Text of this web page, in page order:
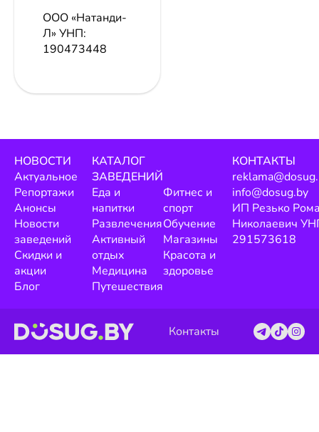
ООО «Натанди-
Л» УНП:
190473448
НОВОСТИ
Актуальное
Репортажи
Анонсы
Новости
заведений
Скидки и
акции
Блог
КАТАЛОГ
ЗАВЕДЕНИЙ
Еда и
напитки
Развлечения
Активный
отдых
Медицина
Путешествия
Фитнес и
спорт
Обучение
Магазины
Красота и
здоровье
КОНТАКТЫ
info@dosug.by
ИП Резько
Николаевич
291573618
Контакты